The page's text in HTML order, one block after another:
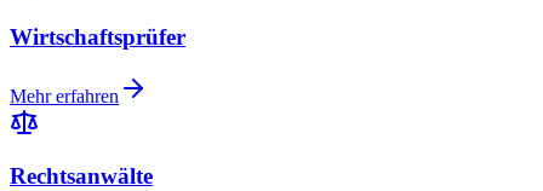
Wirtschaftsprüfer
Mehr erfahren
Rechtsanwälte